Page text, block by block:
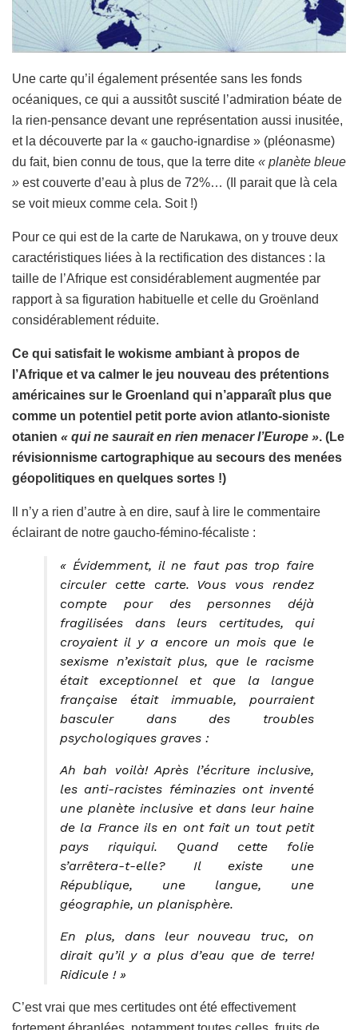
Une carte qu’il également présentée sans les fonds
océaniques, ce qui a aussitôt suscité l’admiration béate de
la rien-pensance devant une représentation aussi inusitée,
et la découverte par la « gaucho-ignardise » (pléonasme)
du fait, bien connu de tous, que la terre dite « planète bleue
» est couverte d’eau à plus de 72%… (Il parait que là cela
se voit mieux comme cela. Soit !)
Pour ce qui est de la carte de Narukawa, on y trouve deux
caractéristiques liées à la rectification des distances : la
taille de l’Afrique est considérablement augmentée par
rapport à sa figuration habituelle et celle du Groënland
considérablement réduite.
Ce qui satisfait le wokisme ambiant à propos de
l’Afrique et va calmer le jeu nouveau des prétentions
américaines sur le Groenland qui n’apparaît plus que
comme un potentiel petit porte avion atlanto-sioniste
otanien « qui ne saurait en rien menacer l’Europe ». (Le
révisionnisme cartographique au secours des menées
géopolitiques en quelques sortes !)
Il n’y a rien d’autre à en dire, sauf à lire le commentaire
éclairant de notre gaucho-fémino-fécaliste :
« Évidemment, il ne faut pas trop faire
circuler cette carte. Vous vous rendez
compte pour des personnes déjà
fragilisées dans leurs certitudes, qui
croyaient il y a encore un mois que le
sexisme n’existait plus, que le racisme
était exceptionnel et que la langue
française était immuable, pourraient
basculer dans des troubles
psychologiques graves :
Ah bah voilà! Après l’écriture inclusive,
les anti-racistes féminazies ont inventé
une planète inclusive et dans leur haine
de la France ils en ont fait un tout petit
pays riquiqui. Quand cette folie
s’arrêtera-t-elle? Il existe une
République, une langue, une
géographie, un planisphère.
En plus, dans leur nouveau truc, on
dirait qu’il y a plus d’eau que de terre!
Ridicule ! »
C’est vrai que mes certitudes ont été effectivement